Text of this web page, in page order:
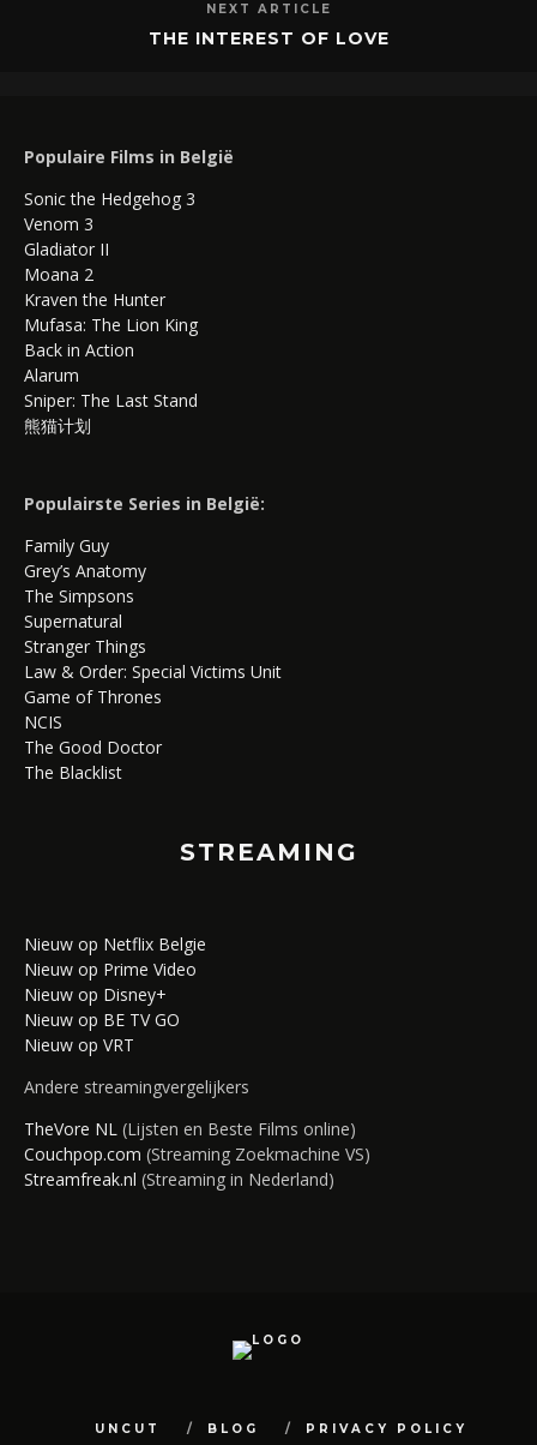
NEXT ARTICLE
THE INTEREST OF LOVE
Populaire Films in België
Sonic the Hedgehog 3
Venom 3
Gladiator II
Moana 2
Kraven the Hunter
Mufasa: The Lion King
Back in Action
Alarum
Sniper: The Last Stand
熊猫计划
Populairste Series in België:
Family Guy
Grey’s Anatomy
The Simpsons
Supernatural
Stranger Things
Law & Order: Special Victims Unit
Game of Thrones
NCIS
The Good Doctor
The Blacklist
STREAMING
Nieuw op Netflix Belgie
Nieuw op Prime Video
Nieuw op Disney+
Nieuw op BE TV GO
Nieuw op VRT
Andere streamingvergelijkers
TheVore NL (Lijsten en Beste Films online)
Couchpop.com (Streaming Zoekmachine VS)
Streamfreak.nl (Streaming in Nederland)
UNCUT BLOG PRIVACY POLICY